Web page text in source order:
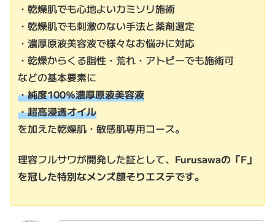
・乾燥肌でも心地よいカミソリ施術
・乾燥肌でも刺激のない手法と薬剤選定
・濃厚原液美容液で様々なお悩みに対応
・乾燥からくる脂性・荒れ・アトピーでも施術可
などの基本要素に
・純度100％濃厚原液美容液
・超高浸透オイル
を加えた乾燥肌・敏感肌専用コース。
理容フルサワが開発した証として、 Furusawaの「F」
を冠した特別なメンズ顔そりエステです。